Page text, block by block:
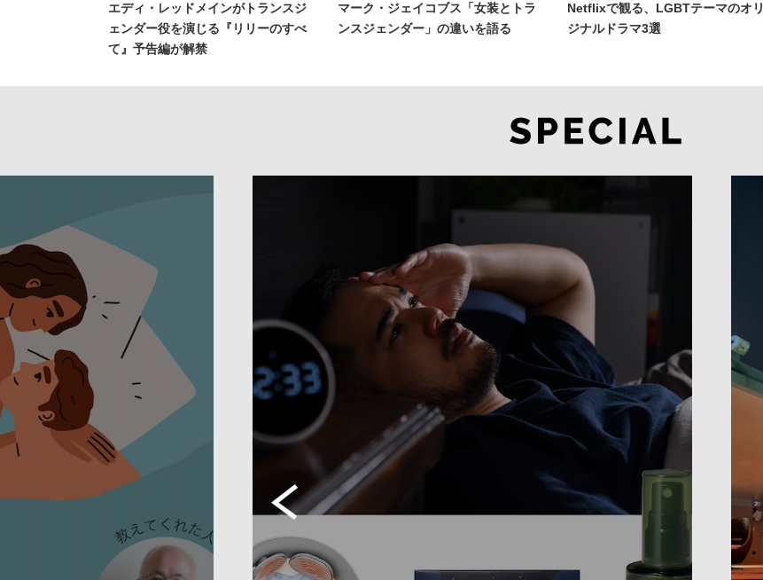
エディ・レッドメインがトランスジ
ェンダー役を演じる『リリーのすべ
て』予告編が解禁
マーク・ジェイコブス「女装とトラ
ンスジェンダー」の違いを語る
Netflixで観る、LGBTテーマのオリ
ジナルドラマ3選